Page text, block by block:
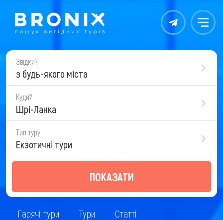
Контакты Меню
Звідки?
з будь-якого міста
Куди?
Шрі-Ланка
Тип туру
Екзотичні тури
ПОКАЗАТИ
Гарячі тури Тури Статті